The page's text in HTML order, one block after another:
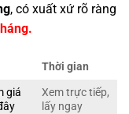
, có xuất xứ rõ ràng
Thời gian
giá
Xem trực tiếp,
lấy ngay